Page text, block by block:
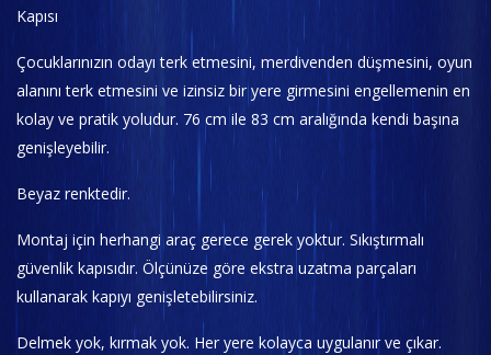
Kapısı
Çocuklarınızın odayı terk etmesini, merdivenden düşmesini, oyun
alanını terk etmesini ve izinsiz bir yere girmesini engellemenin en
kolay ve pratik yoludur. 76 cm ile 83 cm aralığında kendi başına
genişleyebilir.
Beyaz renktedir.
Montaj için herhangi araç gerece gerek yoktur. Sıkıştırmalı
güvenlik kapısıdır. Ölçünüze göre ekstra uzatma parçaları
kullanarak kapıyı genişletebilirsiniz.
Delmek yok, kırmak yok. Her yere kolayca uygulanır ve çıkar.